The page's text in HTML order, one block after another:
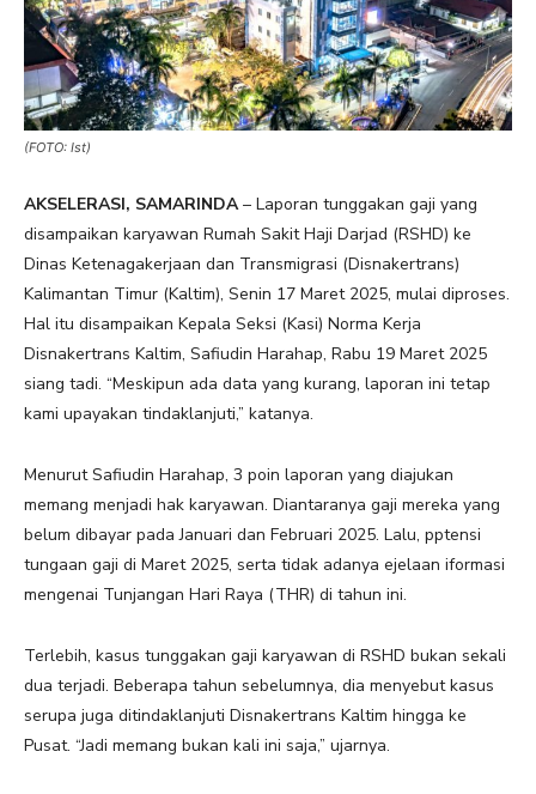
(FOTO: Ist)
AKSELERASI, SAMARINDA– Laporan tunggakan gaji yang
disampaikan karyawan Rumah Sakit Haji Darjad (RSHD) ke
Dinas Ketenagakerjaan dan Transmigrasi (Disnakertrans)
Kalimantan Timur (Kaltim), Senin 17 Maret 2025, mulai diproses.
Hal itu disampaikan Kepala Seksi (Kasi) Norma Kerja
Disnakertrans Kaltim, Safiudin Harahap, Rabu 19 Maret 2025
siang tadi. “Meskipun ada data yang kurang, laporan ini tetap
kami upayakan tindaklanjuti,” katanya.
Menurut Safiudin Harahap, 3 poin laporan yang diajukan
memang menjadi hak karyawan. Diantaranya gaji mereka yang
belum dibayar pada Januari dan Februari 2025. Lalu, pptensi
tungaan gaji di Maret 2025, serta tidak adanya ejelaan iformasi
mengenai Tunjangan Hari Raya (THR) di tahun ini.
Terlebih, kasus tunggakan gaji karyawan di RSHD bukan sekali
dua terjadi. Beberapa tahun sebelumnya, dia menyebut kasus
serupa juga ditindaklanjuti Disnakertrans Kaltim hingga ke
Pusat. “Jadi memang bukan kali ini saja,” ujarnya.